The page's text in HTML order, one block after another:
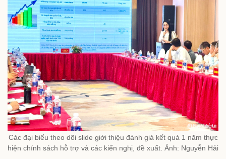
Các đại biểu theo dõi slide giới thiệu đánh giá kết quả 1 năm thực
hiện chính sách hỗ trợ và các kiến nghị, đề xuất. Ảnh: Nguyễn Hải